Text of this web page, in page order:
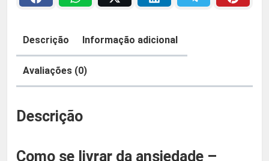
A
Descrição Informação adicional
Avaliações (0)
Descrição
Como se livrar da ansiedade –